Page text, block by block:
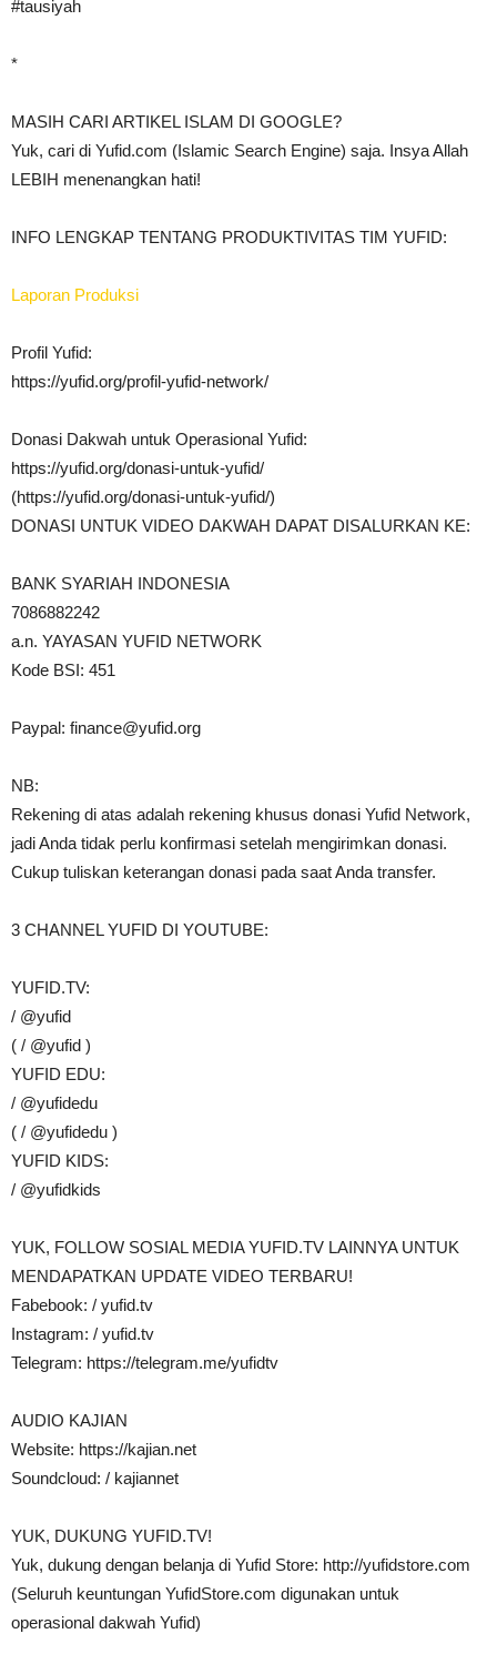
#tausiyah
*
MASIH CARI ARTIKEL ISLAM DI GOOGLE?
Yuk, cari di Yufid.com (Islamic Search Engine) saja. Insya Allah
LEBIH menenangkan hati!
INFO LENGKAP TENTANG PRODUKTIVITAS TIM YUFID:
Laporan Produksi
Profil Yufid:
https://yufid.org/profil-yufid-network/
Donasi Dakwah untuk Operasional Yufid:
https://yufid.org/donasi-untuk-yufid/
(https://yufid.org/donasi-untuk-yufid/)
DONASI UNTUK VIDEO DAKWAH DAPAT DISALURKAN KE:
BANK SYARIAH INDONESIA
7086882242
a.n. YAYASAN YUFID NETWORK
Kode BSI: 451
Paypal: finance@yufid.org
NB:
Rekening di atas adalah rekening khusus donasi Yufid Network,
jadi Anda tidak perlu konfirmasi setelah mengirimkan donasi.
Cukup tuliskan keterangan donasi pada saat Anda transfer.
3 CHANNEL YUFID DI YOUTUBE:
YUFID.TV:
/ @yufid
( / @yufid )
YUFID EDU:
/ @yufidedu
( / @yufidedu )
YUFID KIDS:
/ @yufidkids
YUK, FOLLOW SOSIAL MEDIA YUFID.TV LAINNYA UNTUK
MENDAPATKAN UPDATE VIDEO TERBARU!
Fabebook: / yufid.tv
Instagram: / yufid.tv
Telegram: https://telegram.me/yufidtv
AUDIO KAJIAN
Website: https://kajian.net
Soundcloud: / kajiannet
YUK, DUKUNG YUFID.TV!
Yuk, dukung dengan belanja di Yufid Store: http://yufidstore.com
(Seluruh keuntungan YufidStore.com digunakan untuk
operasional dakwah Yufid)